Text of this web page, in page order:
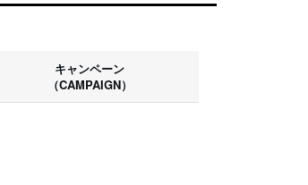
キャンペーン
（CAMPAIGN）